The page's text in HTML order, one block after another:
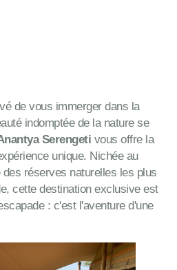
de vous immerger dans la
indomptée de la nature se
Serengeti vous offre la
unique. Nichée au
réserves naturelles les plus
cette destination exclusive est
: c'est l'aventure d'une